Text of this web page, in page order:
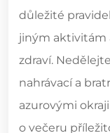
důležité
jiným aktivitám
zdraví.
nahrávací a
azurovými
o večeru